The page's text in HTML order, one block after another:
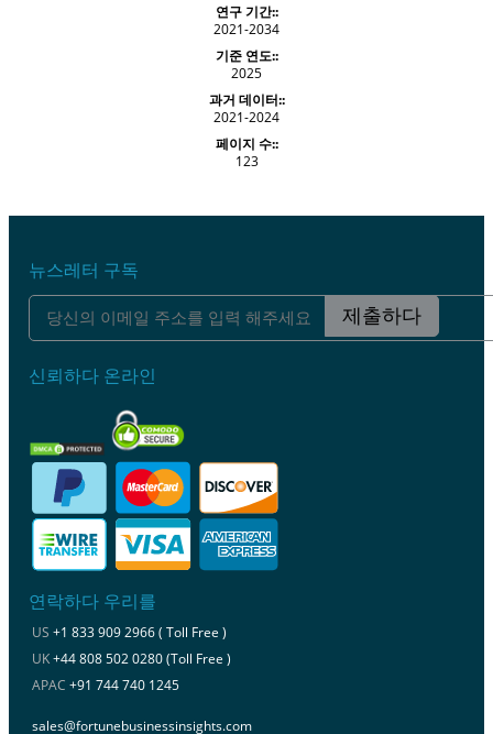
연구 기간::
2021-2034
기준 연도::
2025
과거 데이터::
2021-2024
페이지 수::
123
뉴스레터 구독
제출하다
신뢰하다 온라인
연락하다 우리를
US +1 833 909 2966 ( Toll Free )
UK+44 808 502 0280 (Toll Free )
APAC +91 744 740 1245
sales@fortunebusinessinsights.com